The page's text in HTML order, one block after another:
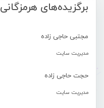
برگزیده‌های هرمزگانی
مجتبی حاجی زاده
مدیریت سایت
حجت حاجی زاده
مدیریت سایت